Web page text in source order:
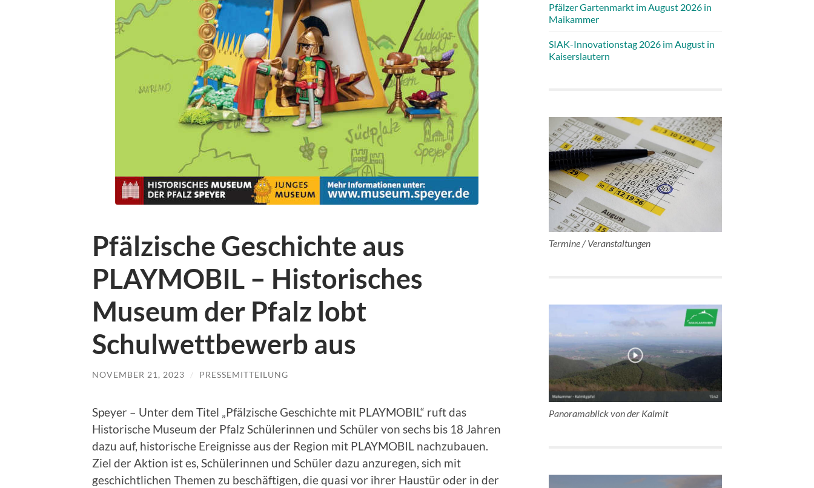
Pfälzische Geschichte aus
PLAYMOBIL – Historisches
Museum der Pfalz lobt
Schulwettbewerb aus
NOVEMBER 21, 2023 / PRESSEMITTEILUNG
Speyer – Unter dem Titel „Pfälzische Geschichte mit PLAYMOBIL“ ruft das
Historische Museum der Pfalz Schülerinnen und Schüler von sechs bis 18 Jahren
dazu auf, historische Ereignisse aus der Region mit PLAYMOBIL nachzubauen.
Ziel der Aktion ist es, Schülerinnen und Schüler dazu anzuregen, sich mit
geschichtlichen Themen zu beschäftigen, die quasi vor ihrer Haustür oder in der
Pfälzer Gartenmarkt im August 2026 in
Maikammer
SIAK-Innovationstag 2026 im August in
Kaiserslautern
Termine / Veranstaltungen
Panoramablick von der Kalmit